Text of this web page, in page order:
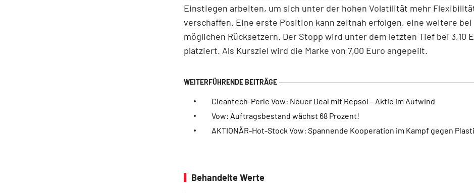
Einstiegen arbeiten, um sich unter der hohen Volatilität mehr
verschaffen. Eine erste Position kann zeitnah erfolgen, eine weitere bei
möglichen Rücksetzern. Der Stopp wird unter dem letzten Tief bei 3,10
platziert. Als Kursziel wird die Marke von 7,00 Euro angepeilt.
Cleantech-Perle Vow: Neuer Deal mit Repsol – Aktie im Aufwind
Vow: Auftragsbestand wächst 68 Prozent!
AKTIONÄR-Hot-Stock Vow: Spannende Kooperation im Kampf gegen
Behandelte Werte